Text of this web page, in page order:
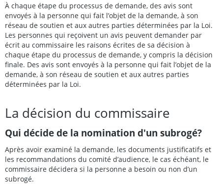
À chaque étape du processus de demande, des avis sont
envoyés à la personne qui fait l’objet de la demande, à son
réseau de soutien et aux autres parties déterminées par la Loi.
Les personnes qui reçoivent un avis peuvent demander par
écrit au commissaire les raisons écrites de sa décision à
chaque étape du processus de demande, y compris la décision
finale. Des avis sont envoyés à la personne qui fait l’objet de la
demande, à son réseau de soutien et aux autres parties
déterminées par la Loi.
La décision du commissaire
Qui décide de la nomination d'un subrogé?
Après avoir examiné la demande, les documents justificatifs et
les recommandations du comité d’audience, le cas échéant, le
commissaire décidera si la personne a besoin ou non d’un
subrogé.